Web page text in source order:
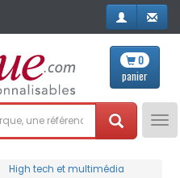
0
panier
High tech et multimédia